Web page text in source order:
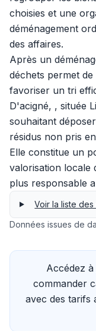
choisies et une
déménagement
des affaires.
Après un
déchets permet
favoriser un tri
D'acigné, , située
souhaitant
résidus non pris
Elle constitue un
valorisation locale
plus responsable
Voir la liste
Données issues de
Accédez à
commander
avec des tarifs